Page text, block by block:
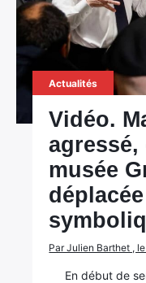
Actualités
Vidéo.
agressé,
musée
Par Julien Barthet ,
En début de